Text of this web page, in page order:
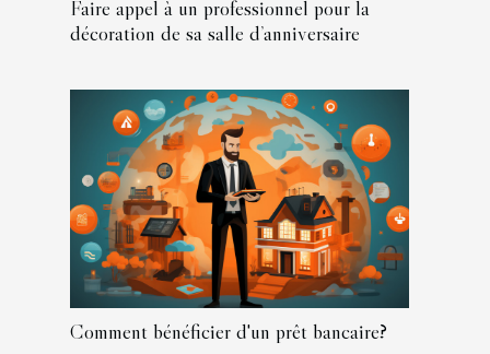
Faire appel à un professionnel pour la
décoration de sa salle d’anniversaire
Comment bénéficier d'un prêt bancaire?